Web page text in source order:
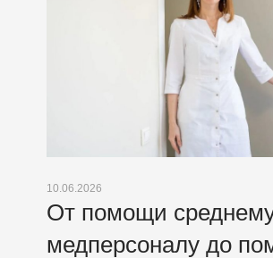
10.06.2026
От помощи
медперсоналу до